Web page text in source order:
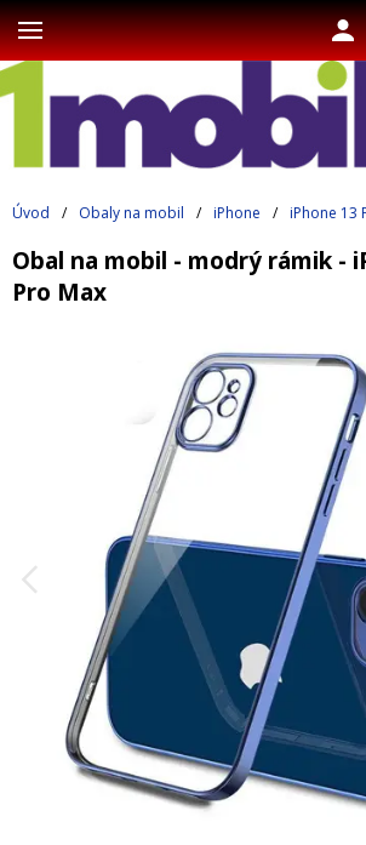
Úvod / Obaly na mobil / iPhone / iPhone 13
Obal na mobil - modrý rámik -
Pro Max